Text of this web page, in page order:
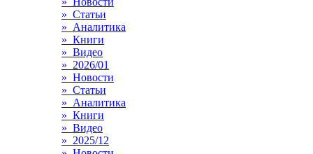
» Статьи
» Аналитика
» Книги
» Видео
» 2026/01
» Новости
» Статьи
» Аналитика
» Книги
» Видео
» 2025/12